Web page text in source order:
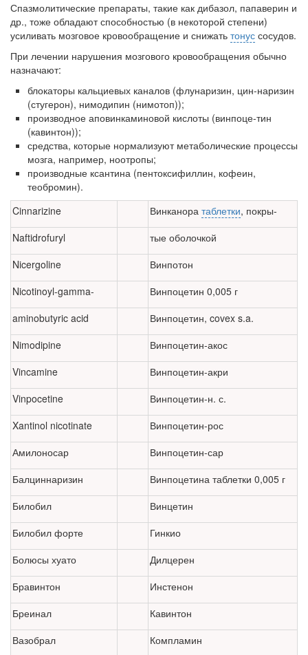
родителей в
больничной палате
бесплатно, в течении всего срока лечения...
Спазмолитические препараты, такие как дибазол, папаверин и
др., тоже обладают способностью (в некоторой степени)
усиливать мозговое кровообращение и снижать тонус сосудов.
При лечении нарушения мозгового кровообращения обычно
назначают:
блокаторы кальциевых каналов (флунаризин, цин-наризин
(стугерон), нимодипин (нимотоп));
производное аповинкаминовой кислоты (винпоце-тин
(кавинтон));
средства, которые нормализуют метаболические процессы
мозга, например, ноотропы;
производные ксантина (пентоксифиллин, кофеин,
теобромин).
Cinnarizine
Винканора таблетки, покры-
Naftidrofuryl
тые оболочкой
Nicergoline
Винпотон
Nicotinoyl-gamma-
Винпоцетин 0,005 г
aminobutyric acid
Винпоцетин, covex s.a.
Nimodipine
Винпоцетин-акос
Vincamine
Винпоцетин-акри
Vinpocetine
Винпоцетин-н. с.
Xantinol nicotinate
Винпоцетин-рос
Амилоносар
Винпоцетин-сар
Балциннаризин
Винпоцетина таблетки 0,005 г
Билобил
Винцетин
Билобил форте
Гинкио
Болюсы хуато
Дилцерен
Бравинтон
Инстенон
Бреинал
Кавинтон
Вазобрал
Компламин